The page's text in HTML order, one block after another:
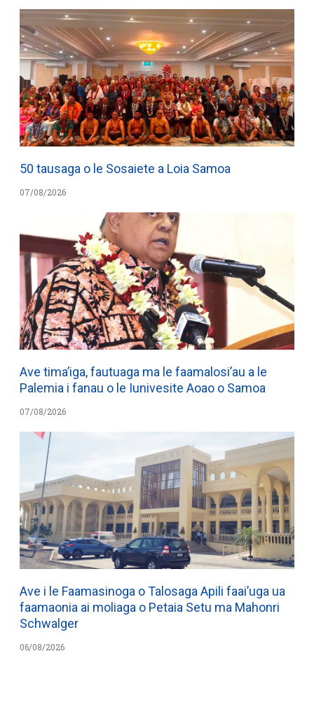
50 tausaga o le Sosaiete a Loia Samoa
07/08/2026
Ave tima’iga, fautuaga ma le faamalosi’au a le
Palemia i fanau o le Iunivesite Aoao o Samoa
07/08/2026
Ave i le Faamasinoga o Talosaga Apili faai’uga ua
faamaonia ai moliaga o Petaia Setu ma Mahonri
Schwalger
06/08/2026